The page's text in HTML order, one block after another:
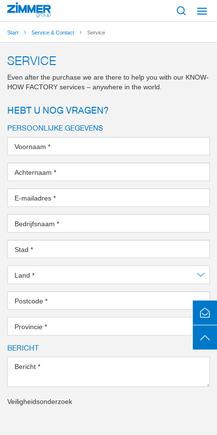
Start Service & Contact Service
SERVICE
Even after the purchase we are there to help you with our KNOW-
HOW FACTORY services – anywhere in the world.
HEBT U NOG VRAGEN?
PERSOONLIJKE GEGEVENS
Voornaam *
Achternaam *
E-mailadres *
Bedrijfsnaam *
Stad *
Land *
Postcode *
Provincie *
BERICHT
Bericht *
Veiligheidsonderzoek